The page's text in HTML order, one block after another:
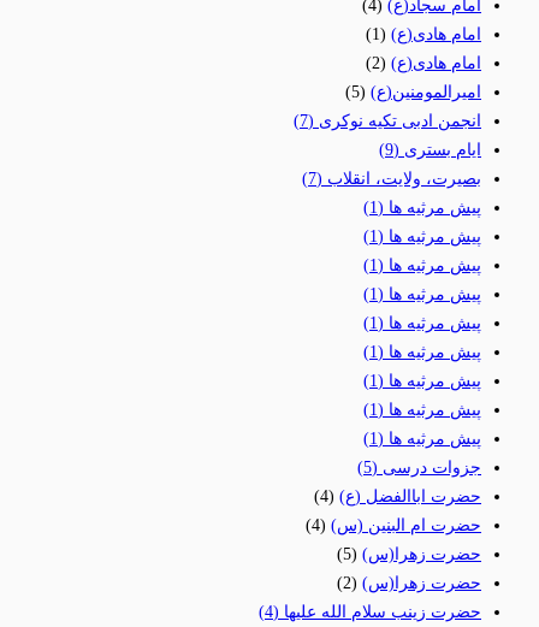
امام سجاد(ع) (4)
امام هادی(ع) (1)
امام هادی(ع) (2)
امیرالمومنین(ع) (5)
انجمن ادبی تکیه نوکری (7)
ایام بستری (9)
بصیرت، ولایت، انقلاب (7)
پیش مرثیه ها (1)
پیش مرثیه ها (1)
پیش مرثیه ها (1)
پیش مرثیه ها (1)
پیش مرثیه ها (1)
پیش مرثیه ها (1)
پیش مرثیه ها (1)
پیش مرثیه ها (1)
پیش مرثیه ها (1)
جزوات درسی (5)
حضرت اباالفضل (ع) (4)
حضرت ام البنین (س) (4)
حضرت زهرا(س) (5)
حضرت زهرا(س) (2)
حضرت زینب سلام الله علیها (4)